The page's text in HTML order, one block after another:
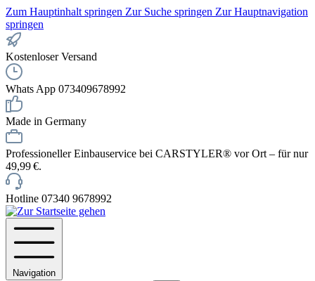
Zum Hauptinhalt springen Zur Suche springen Zur Hauptnavigation
springen
Kostenloser Versand
Whats App 073409678992
Made in Germany
Professioneller Einbauservice bei CARSTYLER® vor Ort – für nur
49,99 €.
Hotline 07340 9678992
Navigation